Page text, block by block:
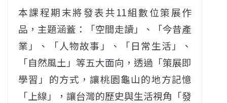
本課程期末將發表共11組數位策展作
品，主題涵蓋：「空間走讀」、「今昔產
業」、「人物故事」、「日常生活」、
「自然風土」等五大面向，透過「策展即
學習」的方式，讓桃園龜山的地方記憶
「上線」，讓台灣的歷史與生活視角「發